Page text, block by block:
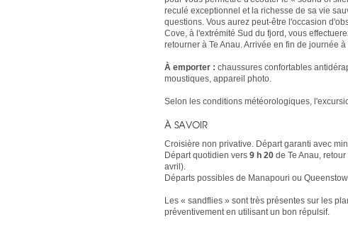
reculé exceptionnel et la richesse de sa vie
questions. Vous aurez peut-être l'occasion
Cove, à l'extrémité Sud du fjord, vous
retourner à Te Anau. Arrivée en fin de journée à
À emporter : chaussures confortables
moustiques, appareil photo.
Selon les conditions météorologiques,
À SAVOIR
Croisière non privative. Départ garanti avec
Départ quotidien vers 9 h 20 de Te Anau, retour
avril).
Départs possibles de Manapouri ou
Les « sandflies » sont très présentes sur les
préventivement en utilisant un bon répulsif.